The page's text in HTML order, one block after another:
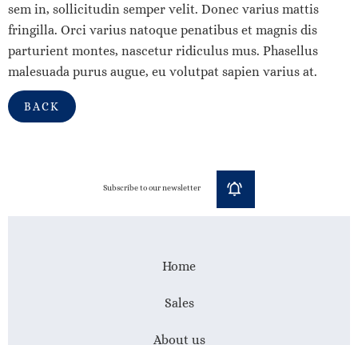
sem in, sollicitudin semper velit. Donec varius mattis
fringilla. Orci varius natoque penatibus et magnis dis
parturient montes, nascetur ridiculus mus. Phasellus
malesuada purus augue, eu volutpat sapien varius at.
BACK
Subscribe to our newsletter
Home
Sales
About us